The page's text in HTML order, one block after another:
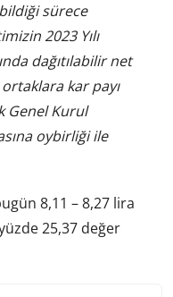
sürece
2023 Yılı
dağıtılabilir net
kar payı
Genel Kurul
oybirliği ile
8,11 – 8,27 lira
25,37 değer